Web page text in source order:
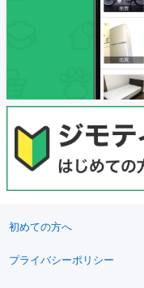
初めての方へ
プライバシーポリシー